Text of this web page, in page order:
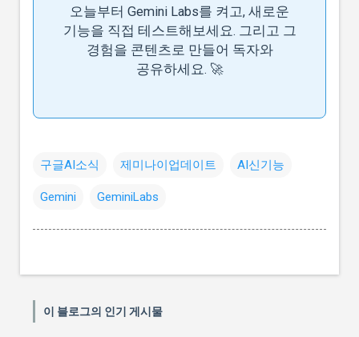
오늘부터 Gemini Labs를 켜고, 새로운
기능을 직접 테스트해보세요. 그리고 그
경험을 콘텐츠로 만들어 독자와
공유하세요. 🚀
구글AI소식 제미나이업데이트 AI신기능
Gemini GeminiLabs
이 블로그의 인기 게시물